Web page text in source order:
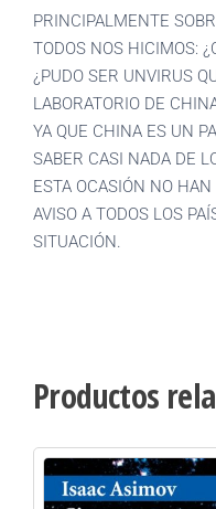
PRINCIPALMENTE
TODOS NOS HICIMOS:
¿PUDO SER UNVIRUS
LABORATORIO DE
YA QUE CHINA ES UN
SABER CASI NADA DE
ESTA OCASIÓN NO
AVISO A TODOS LOS
SITUACIÓN.
Productos